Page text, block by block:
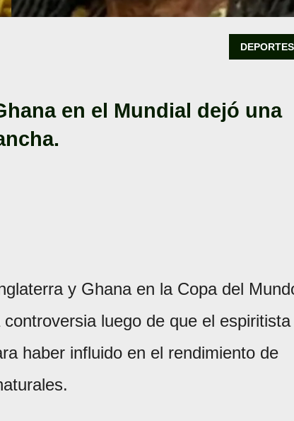
DEPORTES
en el Mundial dejó una
y Ghana en la Copa del
luego de que el espiritista
haber influido en el rendimiento de